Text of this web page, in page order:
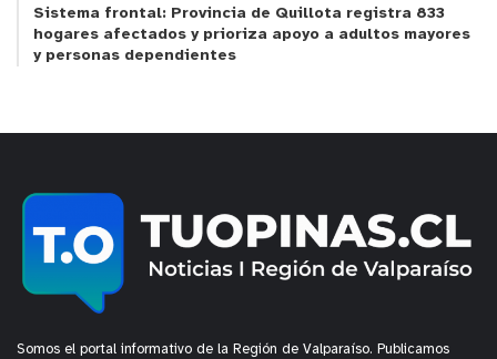
Sistema frontal: Provincia de Quillota registra 833
hogares afectados y prioriza apoyo a adultos mayores
y personas dependientes
Somos el portal informativo de la Región de Valparaíso. Publicamos